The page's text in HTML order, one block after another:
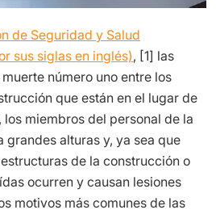
de Seguridad y Salud
sus siglas en inglés), [1] las
número uno entre los
que están en el lugar de
miembros del personal de la
alturas y, ya sea que
de la construcción o
ocurren y causan lesiones
motivos más comunes de las